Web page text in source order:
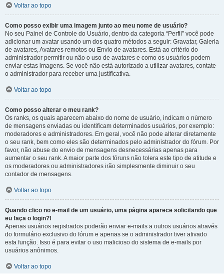
Voltar ao topo
Como posso exibir uma imagem junto ao meu nome de usuário?
No seu Painel de Controle do Usuário, dentro da categoria “Perfil” você pode
adicionar um avatar usando um dos quatro métodos a seguir: Gravatar, Galeria
de avatares, Avatares remotos ou Envio de avatares. Está ao critério do
administrador permitir ou não o uso de avatares e como os usuários podem
enviar estas imagens. Se você não está autorizado a utilizar avatares, contate
o administrador para receber uma justificativa.
Voltar ao topo
Como posso alterar o meu rank?
Os ranks, os quais aparecem abaixo do nome de usuário, indicam o número
de mensagens enviadas ou identificam determinados usuários, por exemplo:
moderadores e administradores. Em geral, você não pode alterar diretamente
o seu rank, bem como eles são determinados pelo administrador do fórum. Por
favor, não abuse do envio de mensagens desnecessárias apenas para
aumentar o seu rank. A maior parte dos fóruns não tolera este tipo de atitude e
os moderadores ou administradores irão simplesmente diminuir o seu
contador de mensagens.
Voltar ao topo
Quando clico no e-mail de um usuário, uma página aparece solicitando que
eu faça o login?!
Apenas usuários registrados poderão enviar e-mails a outros usuários através
do formulário exclusivo do fórum e apenas se o administrador tiver ativado
esta função. Isso é para evitar o uso malicioso do sistema de e-mails por
usuários anônimos.
Voltar ao topo